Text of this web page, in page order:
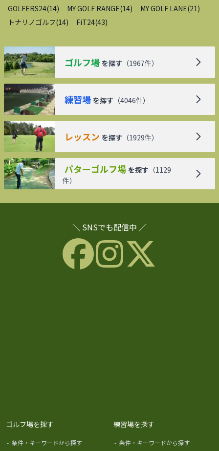
GOLFERS24(14) MY GOLF RANGE(14) MY GOLF LANE(21 )
トナリノゴルフ(14) FiT24(43)
ゴルフ場 を探す （1967件）
練習場 を探す （4046件）
レッスン を探す （1929件）
パターゴルフ場 を探す （1129
件）
＼ SNSでも配信中 ／
ゴルフ場を探す
- 条件・キーワードから探す
練習場を探す
- 条件・キーワードから探す